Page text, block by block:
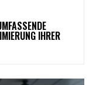
IHRER